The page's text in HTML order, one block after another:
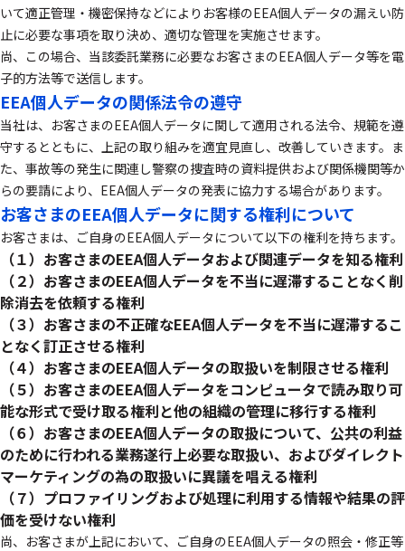
いて適正管理・機密保持などによりお客様のEEA個人データの漏えい防
止に必要な事項を取り決め、適切な管理を実施させます。
尚、この場合、当該委託業務に必要なお客さまのEEA個人データ等を電
子的方法等で送信します。
EEA個人データの関係法令の遵守
当社は、お客さまのEEA個人データに関して適用される法令、規範を遵
守するとともに、上記の取り組みを適宜見直し、改善していきます。ま
た、事故等の発生に関連し警察の捜査時の資料提供および関係機関等か
らの要請により、EEA個人データの発表に協力する場合があります。
お客さまのEEA個人データに関する権利について
お客さまは、ご自身のEEA個人データについて以下の権利を持ちます。
（１）お客さまのEEA個人データおよび関連データを知る権利
（２）お客さまのEEA個人データを不当に遅滞することなく削
除消去を依頼する権利
（３）お客さまの不正確なEEA個人データを不当に遅滞するこ
となく訂正させる権利
（４）お客さまのEEA個人データの取扱いを制限させる権利
（５）お客さまのEEA個人データをコンピュータで読み取り可
能な形式で受け取る権利と他の組織の管理に移行する権利
（６）お客さまのEEA個人データの取扱について、公共の利益
のために行われる業務遂行上必要な取扱い、およびダイレクト
マーケティングの為の取扱いに異議を唱える権利
（７）プロファイリングおよび処理に利用する情報や結果の評
価を受けない権利
尚、お客さまが上記において、ご自身のEEA個人データの照会・修正等